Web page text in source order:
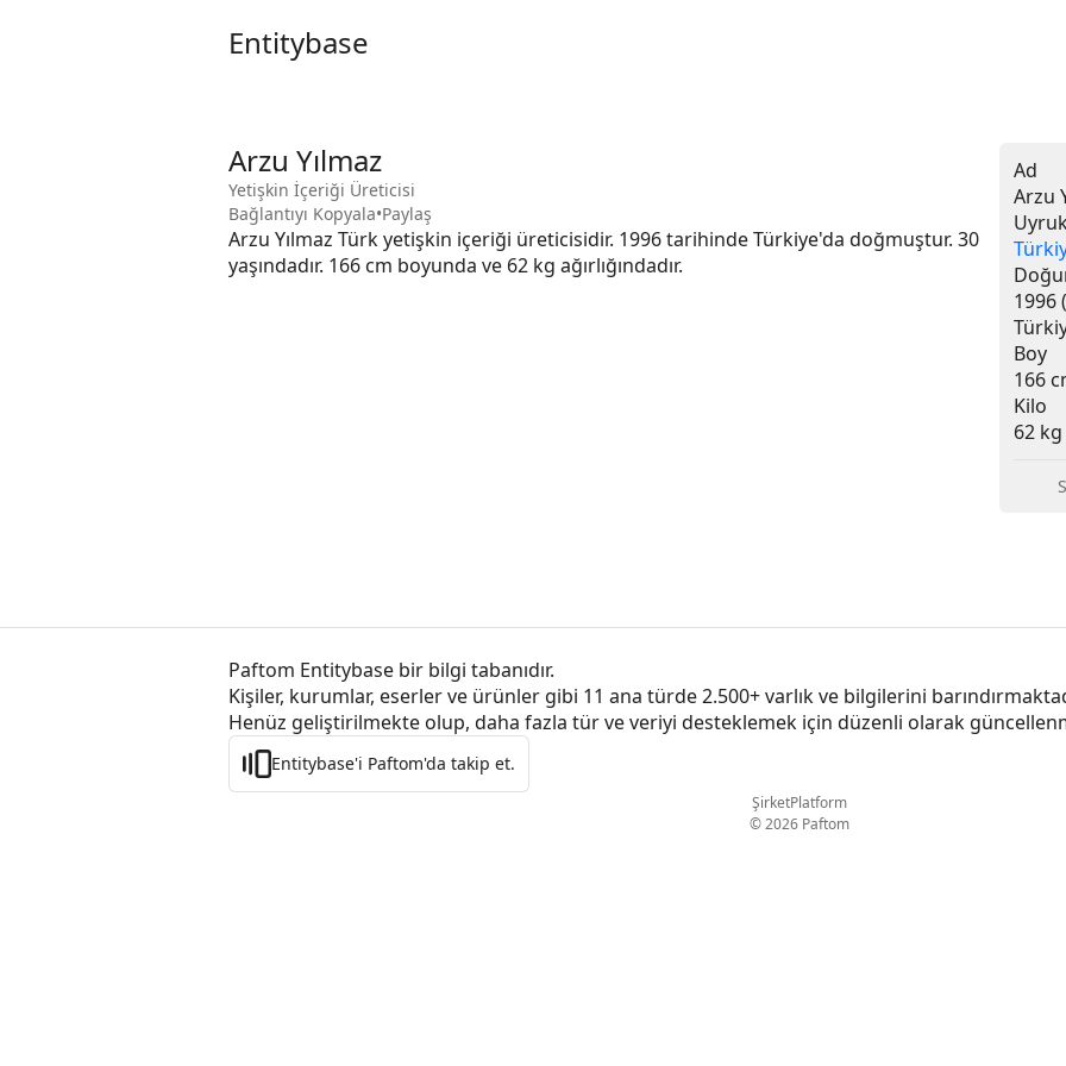
Entitybase
Arzu Yılmaz
Yetişkin İçeriği Üreticisi
Bağlantıyı Kopyala•Paylaş
Arzu Yılmaz Türk yetişkin içeriği üreticisidir. 1996 tarihinde Türkiye'da doğmuştur. 30
yaşındadır. 166 cm boyunda ve 62 kg ağırlığındadır.
Ad
Arzu
1996
Boy
166
Kilo
62 kg
Paftom Entitybase bir bilgi tabanıdır.
Kişiler, kurumlar, eserler ve ürünler gibi 11 ana türde 2.500+ varlık ve bilgilerini
Henüz geliştirilmekte olup, daha fazla tür ve veriyi desteklemek için düzenli olarak
Entitybase'i Paftom'da takip et.
ŞirketPlatform
© 2026 Paftom